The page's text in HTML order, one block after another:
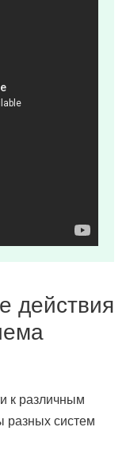
действия
к различным
разных систем